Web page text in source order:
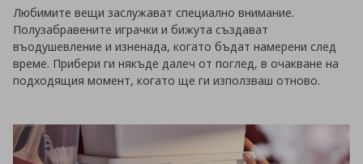
Любимите вещи заслужават специално внимание.
Полузабравените играчки и бижута създават
въодушевление и изненада, когато бъдат намерени след
време. Прибери ги някъде далеч от поглед, в очакване на
подходящия момент, когато ще ги използваш отново.